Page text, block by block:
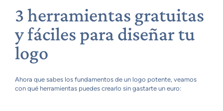
3 herramientas gratuitas
y fáciles para diseñar tu
logo
Ahora que sabes los fundamentos de un logo potente, veamos
con qué herramientas puedes crearlo sin gastarte un euro: